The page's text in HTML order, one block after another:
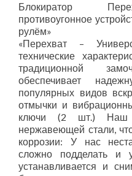
Блокиратор
противоугонное
рулём»
«Перехват –
технические
традиционной
обеспечивает
популярных видов
отмычки и
ключи (2 шт.) Наш
нержавеющей стали,
коррозии: У нас
сложно подделать и
устанавливается и